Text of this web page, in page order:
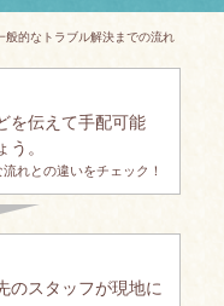
的なトラブル解決までの流れ
を伝えて手配可能
。
れとの違いをチェック！
のスタッフが現地に